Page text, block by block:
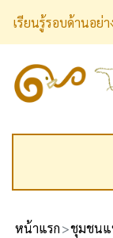
เรียนรู้รอบด้านอย่
หน้าแรก ชุมชนแ